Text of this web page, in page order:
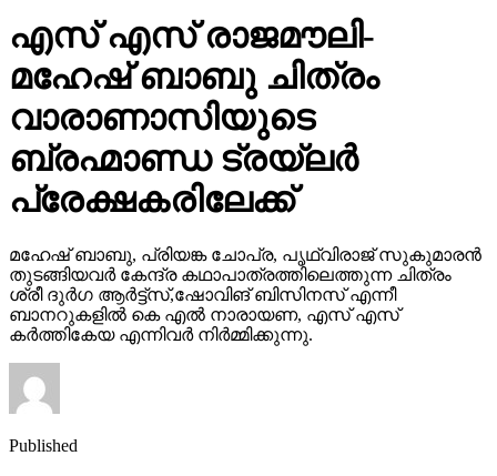
മഹേഷ് ബാബു ചിത്രം
വാരാണാസിയുടെ
ബ്രഹ്മാണ്ഡ ട്രയ്ലർ
പ്രേക്ഷകരിലേക്ക്
മഹേഷ് ബാബു, പ്രിയങ്ക ചോപ്ര, പൃഥ്വിരാജ് സുകുമാരൻ
ശ്രീ ദുർഗ ആർട്ട്സ്,ഷോവിങ് ബിസിനസ് എന്നീ
ബാനറുകളിൽ കെ എൽ നാരായണ, എസ് എസ്
കർത്തികേയ എന്നിവർ നിർമ്മിക്കുന്നു.
Published
15 hours ago